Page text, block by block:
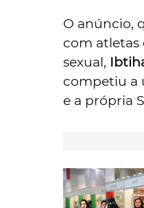
O anúncio,
com atletas
sexual,
competiu a
e a própria